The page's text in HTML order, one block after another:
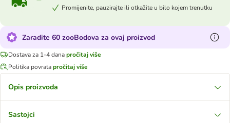
Promijenite, pauzirajte ili otkažite u bilo kojem trenutku
Zaradite 60 zooBodova za ovaj proizvod
Dostava za 1-4 danapročitaj više
Politika povratapročitaj više
Opis proizvoda
Sastojci